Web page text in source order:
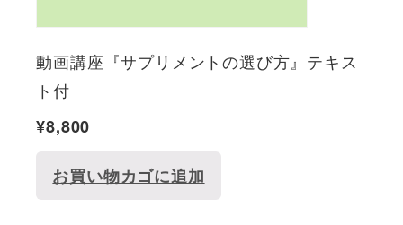
動画講座『サプリメントの選び方』テキス
ト付
¥8,800
お買い物カゴに追加